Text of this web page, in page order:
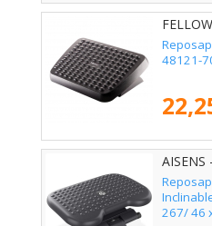
48121-
AISENS
267/ 46